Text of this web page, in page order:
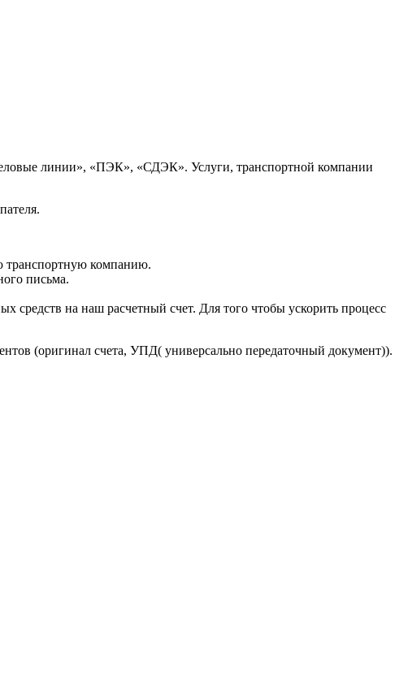
линии», «ПЭК», «СДЭК». Услуги, транспортной компании
транспортную компанию.
письма.
средств на наш расчетный счет. Для того чтобы ускорить процесс
(оригинал счета, УПД( универсально передаточный документ)).